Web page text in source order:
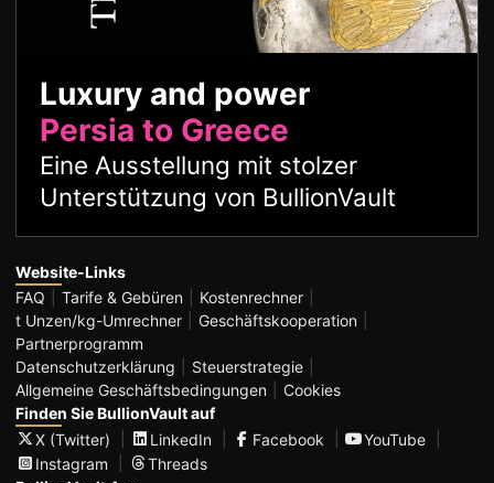
Luxury and power
Persia to Greece
Eine Ausstellung mit stolzer
Unterstützung von BullionVault
Website-Links
FAQ
Tarife & Gebüren
Kostenrechner
t Unzen/kg-Umrechner
Geschäftskooperation
Partnerprogramm
Datenschutzerklärung
Steuerstrategie
Allgemeine Geschäftsbedingungen
Cookies
Finden Sie BullionVault auf
X (Twitter)
LinkedIn Facebook
YouTube
Instagram
Threads